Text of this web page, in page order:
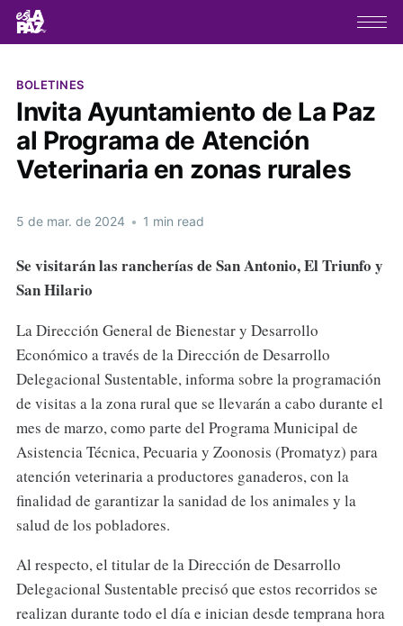
BOLETINES
Invita Ayuntamiento de La Paz
al Programa de Atención
Veterinaria en zonas rurales
5 de mar. de 2024 • 1 min read
Se visitarán las rancherías de San Antonio, El Triunfo y
San Hilario
La Dirección General de Bienestar y Desarrollo
Económico a través de la Dirección de Desarrollo
Delegacional Sustentable, informa sobre la programación
de visitas a la zona rural que se llevarán a cabo durante el
mes de marzo, como parte del Programa Municipal de
Asistencia Técnica, Pecuaria y Zoonosis (Promatyz) para
atención veterinaria a productores ganaderos, con la
finalidad de garantizar la sanidad de los animales y la
salud de los pobladores.
Al respecto, el titular de la Dirección de Desarrollo
Delegacional Sustentable precisó que estos recorridos se
realizan durante todo el día e inician desde temprana hora